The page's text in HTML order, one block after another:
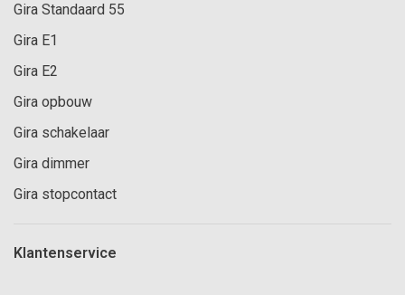
Gira Standaard 55
Gira E1
Gira E2
Gira opbouw
Gira schakelaar
Gira dimmer
Gira stopcontact
Klantenservice